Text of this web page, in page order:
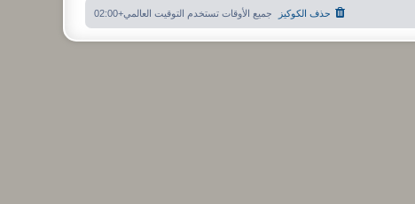
جميع الأوقات تستخدم التوقيت العالمي+02:00 حذف الكوكيز